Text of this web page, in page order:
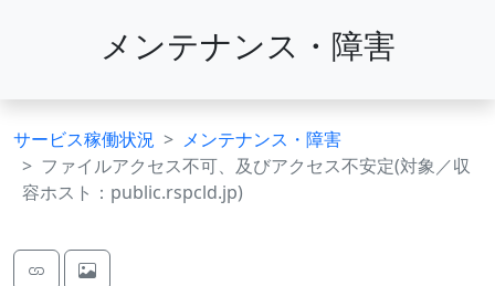
メンテナンス・障害
サービス稼働状況
メンテナンス・障害
ファイルアクセス不可、及びアクセス不安定(対象／収
容ホスト：public.rspcld.jp)